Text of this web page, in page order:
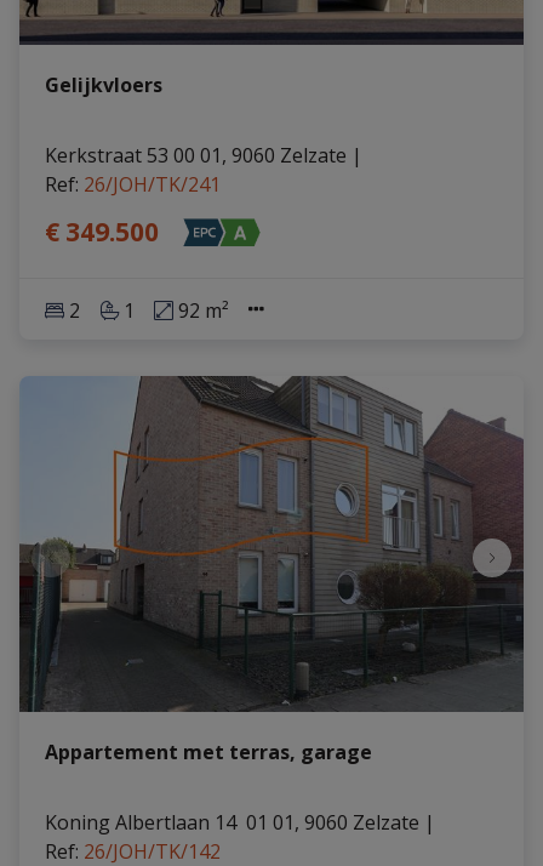
Gelijkvloers
Kerkstraat 53 00 01, 9060 Zelzate |
Ref: 26/JOH/TK/241
€ 349.500
2 1 92 m²
Appartement met terras, garage
Koning Albertlaan 14  01 01, 9060 Zelzate |
Ref: 26/JOH/TK/142